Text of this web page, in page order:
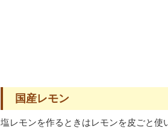
国産レモン
塩レモンを作るときはレモンを皮ごと使